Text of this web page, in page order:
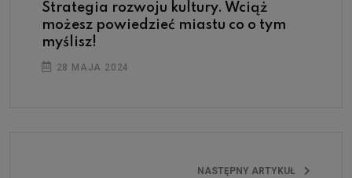
Strategia rozwoju kultury. Wciąż
możesz powiedzieć miastu co o tym
myślisz!
28 MAJA 2024
NASTĘPNY ARTYKUŁ